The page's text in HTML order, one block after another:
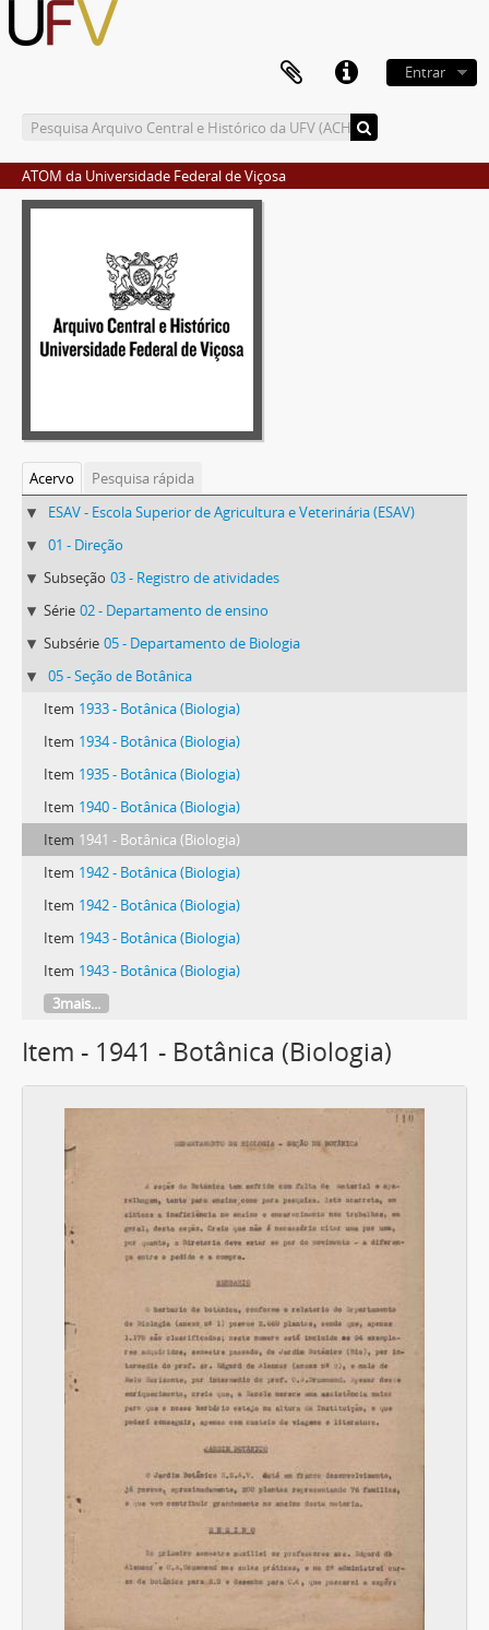
Entrar
ATOM da Universidade Federal de Viçosa
Acervo
Pesquisa rápida
ESAV - Escola Superior de Agricultura e Veterinária (ESAV)
01 - Direção
Subseção 03 - Registro de atividades
Série 02 - Departamento de ensino
Subsérie 05 - Departamento de Biologia
05 - Seção de Botânica
Item 1933 - Botânica (Biologia)
Item 1934 - Botânica (Biologia)
Item 1935 - Botânica (Biologia)
Item 1940 - Botânica (Biologia)
Item 1941 - Botânica (Biologia)
Item 1942 - Botânica (Biologia)
Item 1942 - Botânica (Biologia)
Item 1943 - Botânica (Biologia)
Item 1943 - Botânica (Biologia)
3mais...
Item - 1941 - Botânica (Biologia)